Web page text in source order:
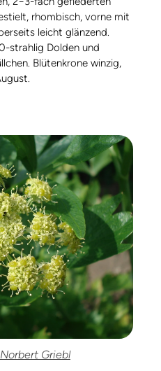
rhombisch, vorne mit
leicht glänzend.
strahlig Dolden und
Blütenkrone winzig,
Griebl